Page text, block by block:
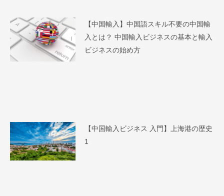
【中国輸入】中国語スキル不要の中国輸
入とは？ 中国輸入ビジネスの基本と輸入
ビジネスの始め方
【中国輸入ビジネス 入門】上海港の歴史
1